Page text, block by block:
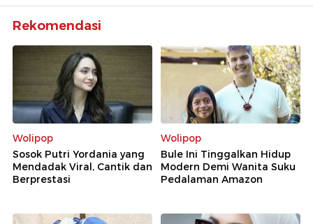
Rekomendasi
Wolipop
Sosok Putri Yordania yang
Mendadak Viral, Cantik dan
Berprestasi
Wolipop
Bule Ini Tinggalkan Hidup
Modern Demi Wanita Suku
Pedalaman Amazon